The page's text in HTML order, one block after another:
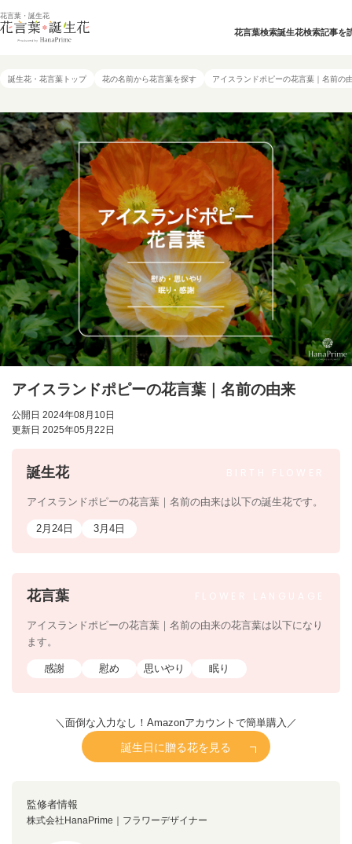
花言葉・誕生花
花言葉検索誕生花検索記事を
誕生花・花言葉トップ 花の名前から花言葉を探す アイスランドポピーの花言葉｜名前の
アイスランドポピーの花言葉｜名前の由来
公開日 2024年08月10日
更新日 2025年05月22日
誕生花
アイスランドポピーの花言葉｜名前の由来は以下の誕生花です。
2月24日 3月4日
花言葉
アイスランドポピーの花言葉｜名前の由来の花言葉は以下になり
ます。
感謝 慰め 思いやり 眠り
＼面倒な入力なし！Amazonアカウントで簡単購入／
誕生日に贈る花を見る
監修者情報
株式会社HanaPrime｜フラワーデザイナー